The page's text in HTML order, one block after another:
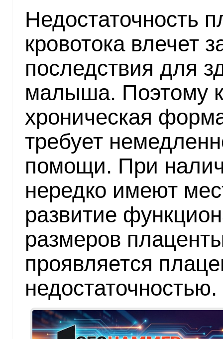
Недостаточность
кровотока влечет
последствия для
малыша. Поэтому
хроническая
требует
помощи. При
нередко имеют
развитие
размеров
проявляется
недостаточностью.